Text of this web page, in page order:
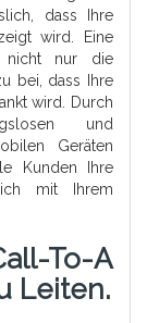
dass Ihre
wird. Eine
nicht nur die
bei, dass Ihre
wird. Durch
und
Geräten
Kunden Ihre
mit Ihrem
To-A
Leiten.